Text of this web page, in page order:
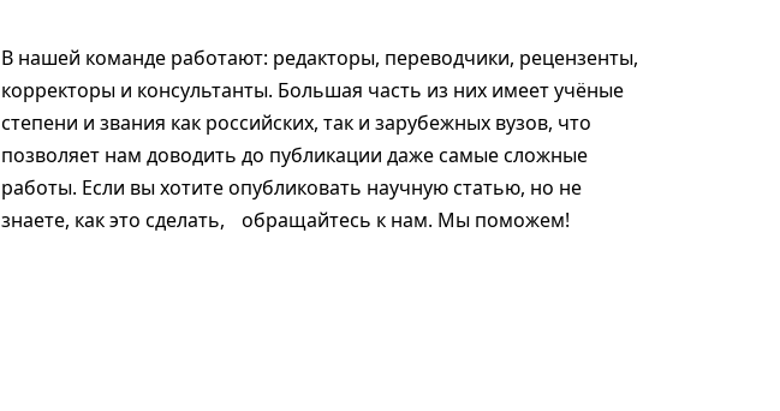
В нашей команде работают: редакторы, переводчики, рецензенты,
корректоры и консультанты. Большая часть из них имеет учёные
степени и звания как российских, так и зарубежных вузов, что
позволяет нам доводить до публикации даже самые сложные
работы. Если вы хотите опубликовать научную статью, но не
знаете, как это сделать, обращайтесь к нам. Мы поможем!